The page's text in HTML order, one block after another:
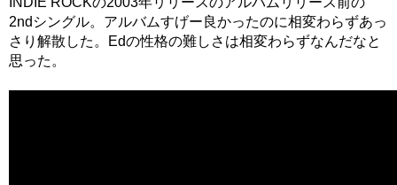
2ndシングル。アルバムすげー良かったのに相変わらずあっ
さり解散した。Edの性格の難しさは相変わらずなんだなと
思った。